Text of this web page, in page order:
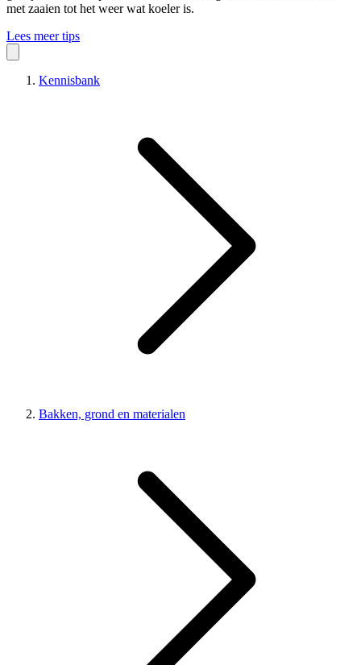
met zaaien tot het weer wat koeler is.
Lees meer tips
Kennisbank
Bakken, grond en materialen